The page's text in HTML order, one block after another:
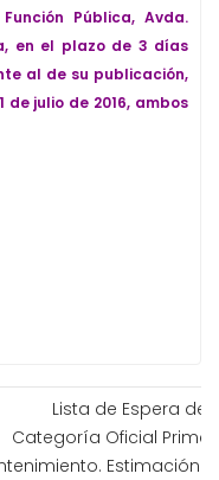
Pública, Avda.
en el plazo de 3 días
al de su publicación,
julio de 2016, ambos
Lista de Espera de
Categoría Oficial
Estimación